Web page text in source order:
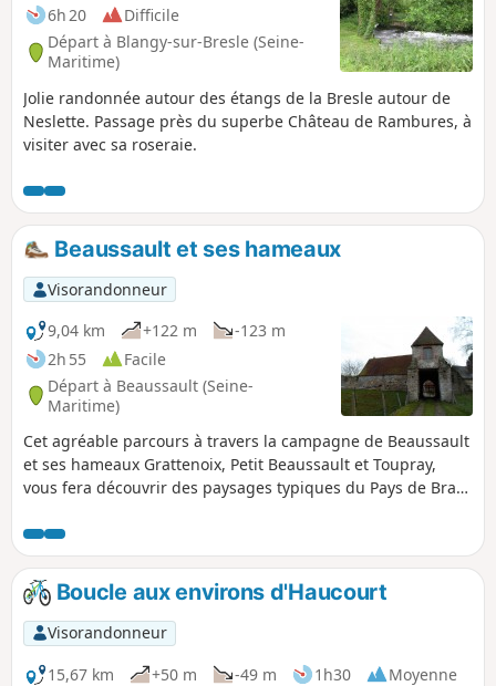
6h 20
Difficile
Départ à Blangy-sur-Bresle (Seine-
Maritime)
Jolie randonnée autour des étangs de la Bresle autour de
Neslette. Passage près du superbe Château de Rambures, à
visiter avec sa roseraie.
Beaussault et ses hameaux
Visorandonneur
9,04 km
+122 m
-123 m
2h 55
Facile
Départ à Beaussault (Seine-
Maritime)
Cet agréable parcours à travers la campagne de Beaussault
et ses hameaux Grattenoix, Petit Beaussault et Toupray,
vous fera découvrir des paysages typiques du Pays de Bray,
appartenant à des particuliers comme les ruines de l'ancien
château-fort.
Boucle aux environs d'Haucourt
Visorandonneur
15,67 km
+50 m -49 m 1h30
Moyenne